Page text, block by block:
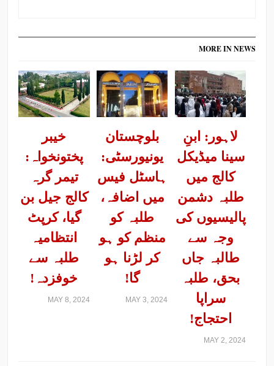
MORE IN NEWS
خیبر
پختونخواہ:
تیمر گرہ
کالج جیل بن
گیا، کرپٹ
انتظامیہ
طلبہ سے
خوفزدہ!
MAY 8, 2024
بلوچستان
یونیورسٹی:
ہاسٹل فیس
میں اضافہ،
طلبہ کو
منظم کو ہو
کر لڑنا ہو
گا!
MAY 3, 2024
لاہور: ابنِ
سینا میڈیکل
کالج میں
طلبہ دشمن
پالیسیوں کی
وجہ سے
طالبہ جاں
بحق، طلبہ
سراپا
احتجاج!
MAY 2, 2024